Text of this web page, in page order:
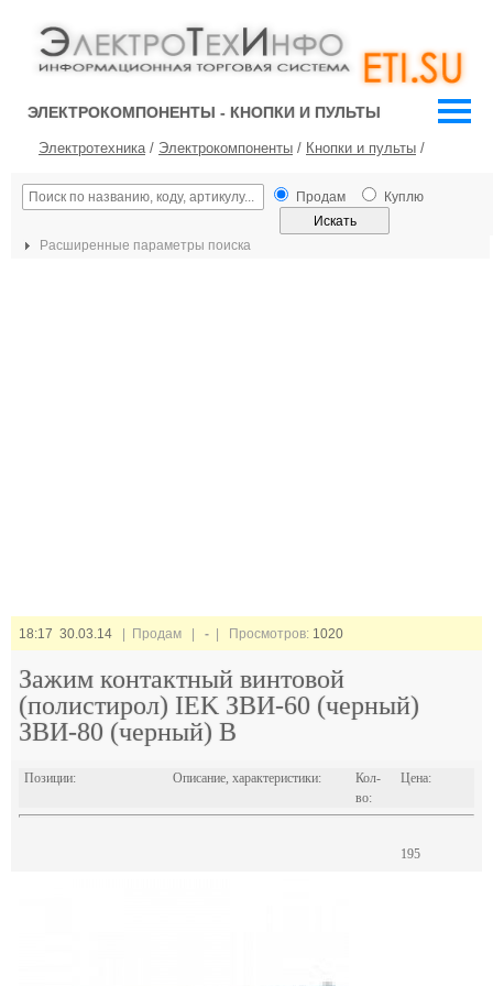
ЭЛЕКТРОКОМПОНЕНТЫ - КНОПКИ И ПУЛЬТЫ
Электротехника/ Электрокомпоненты / Кнопки и пульты /
Продам Куплю
Расширенные параметры поиска
18:17 30.03.14 | Продам | - | Просмотров: 1020
Зажим контактный винтовой
(полистирол) IEK ЗВИ-60 (черный)
ЗВИ-80 (черный) В
Позиции: Описание, характеристики:
Кол-
во:
Цена:
195